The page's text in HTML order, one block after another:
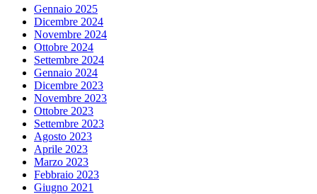
Gennaio 2025
Dicembre 2024
Novembre 2024
Ottobre 2024
Settembre 2024
Gennaio 2024
Dicembre 2023
Novembre 2023
Ottobre 2023
Settembre 2023
Agosto 2023
Aprile 2023
Marzo 2023
Febbraio 2023
Giugno 2021